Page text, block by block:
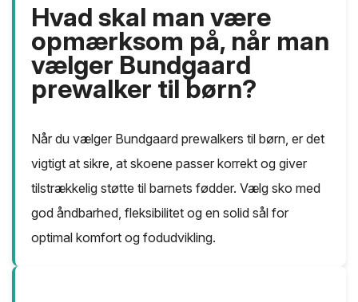
Hvad skal man være
opmærksom på, når man
vælger Bundgaard
prewalker til børn?
Når du vælger Bundgaard prewalkers til børn, er det
vigtigt at sikre, at skoene passer korrekt og giver
tilstrækkelig støtte til barnets fødder. Vælg sko med
god åndbarhed, fleksibilitet og en solid sål for
optimal komfort og fodudvikling.